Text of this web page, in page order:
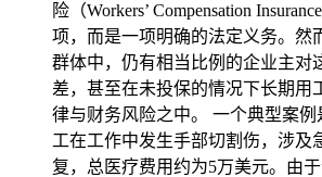
险（Workers’ Compensation
项，而是一项明确的法定义务。然
群体中，仍有相当比例的企业主对
差，甚至在未投保的情况下长期用
律与财务风险之中。 一个典型案例
工在工作中发生手部切割伤，涉及
复，总医疗费用约为5万美元。由